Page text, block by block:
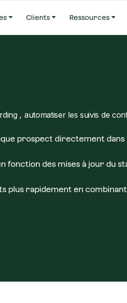
Clients Ressources
, automatiser les suivis de
prospect directement dans
fonction des mises à jour du
plus rapidement en